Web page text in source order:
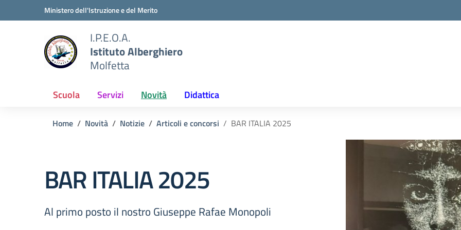
Vai ai contenuti
Vai al menu di navigazioneMinistero dell'Istruzione e del Merito
I.P.E.O.A.
Istituto Alberghiero
Molfetta
Scuola Servizi Novità Didattica
Home Novità Notizie Articoli e concorsi BAR ITALIA 2025
BAR ITALIA 2025
Al primo posto il nostro Giuseppe Rafae Monopoli